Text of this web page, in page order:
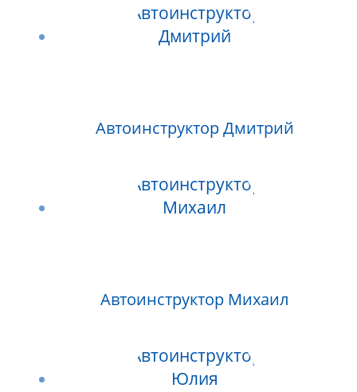
Автоинструктор Дмитрий
Автоинструктор Михаил